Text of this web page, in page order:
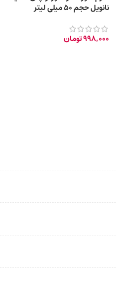
نانویل حجم 50 میلی لیتر
998,000تومان